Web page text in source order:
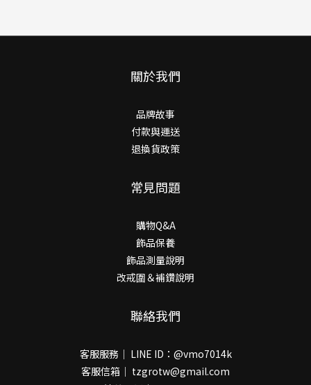
關於我們
品牌故事
付款與運送
退換貨政策
常見問題
購物Q&A
飾品保養
飾品測量說明
改戒圍＆補鑽說明
聯絡我們
客服服務｜ LINE ID：@vmo7014k
客服信箱｜ tzgrotw@gmail.com